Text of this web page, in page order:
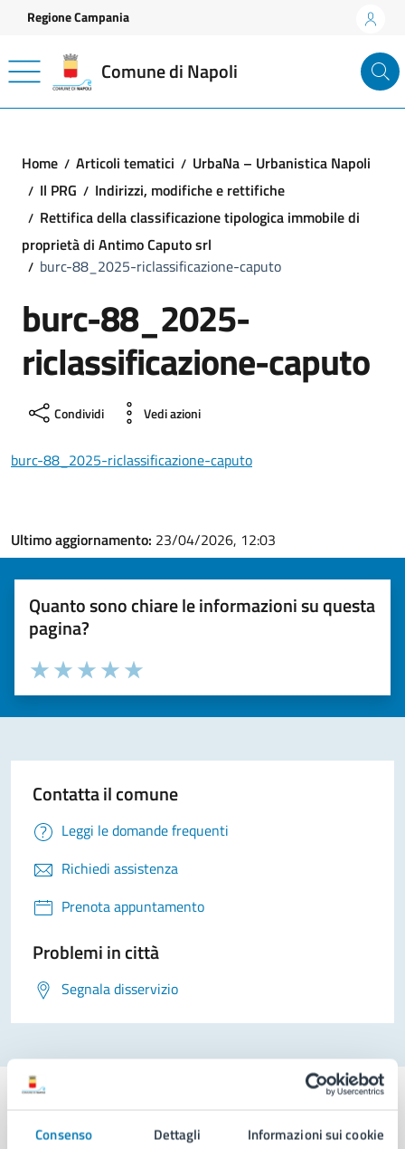
Consenso Dettagli Informazioni sui cookie
Vai ai contenuti
Vai al footer
Regione Campania
Comune di Napoli
Home Articoli tematici
UrbaNa – Urbanistica Napoli
Il PRG
Indirizzi, modifiche e rettifiche
Rettifica della classificazione tipologica immobile di
proprietà di Antimo Caputo srl
burc-88_2025-riclassificazione-caputo
burc-88_2025-
riclassificazione-caputo
Condividi Vedi azioni
burc-88_2025-riclassificazione-caputo
Ultimo aggiornamento: 23/04/2026, 12:03
Quanto sono chiare le informazioni su questa
pagina?
Valuta la chiarezza delle informazioni (da 1 a 5 stelle)
Seleziona il numero di stelle per valutare la chiarezza delle
Valuta 5 stelle su 5
Valuta 4 stelle su 5
Valuta 3 stelle su 5
Valuta 2 stelle su 5
Valuta 1 stelle su 5
Contatta il comune
Leggi le domande frequenti
Richiedi assistenza
Prenota appuntamento
Problemi in città
Segnala disservizio